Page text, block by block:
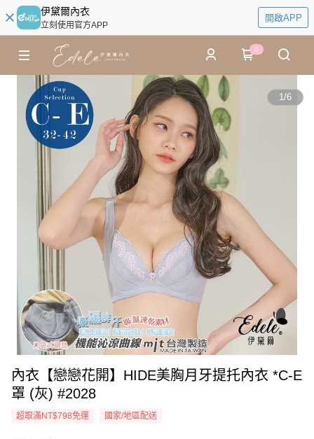
伊黛爾內衣
立刻使用官方APP
開啟APP
0
1/6
內衣【戀戀花開】HIDE美胸月牙提托內衣 *C-E
罩 (灰) #2028
超取滿NT$798免運 國家/地區配送